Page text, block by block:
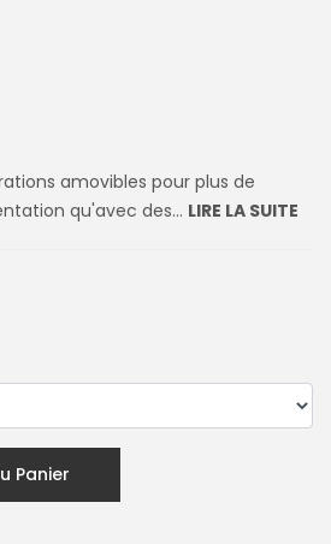
amovibles pour plus de
qu'avec des... LIRE LA SUITE
Panier